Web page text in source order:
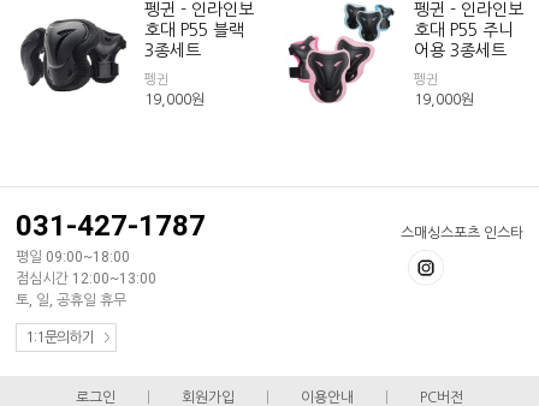
펭귄 - 인라인보
호대 P55 블랙
3종세트
펭귄
19,000원
펭귄 - 인라인보
호대 P55 주니
어용 3종세트
펭귄
19,000원
스매싱스포츠 인스타
031-427-1787
평일 09:00~18:00
점심시간 12:00~13:00
토, 일, 공휴일 휴무
1:1문의하기
로그인 회원가입 이용안내 PC버전